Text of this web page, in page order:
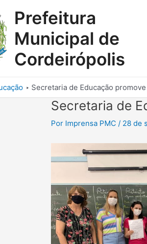
Prefeitura
Municipal de
Cordeirópolis
Secretaria de Educação
Secretaria de
Por Imprensa PMC / 28 de